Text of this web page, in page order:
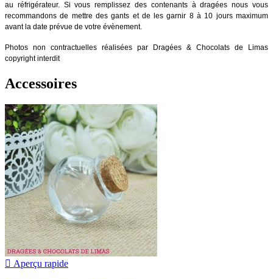
au réfrigérateur. Si vous remplissez des contenants à dragées nous vous
recommandons de mettre des gants et de les garnir 8 à 10 jours maximum
avant la date prévue de votre évènement.
Photos non contractuelles réalisées par Dragées & Chocolats de Limas
copyright interdit
Accessoires
 Aperçu rapide